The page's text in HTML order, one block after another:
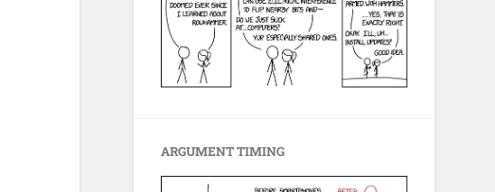
ARGUMENT TIMING